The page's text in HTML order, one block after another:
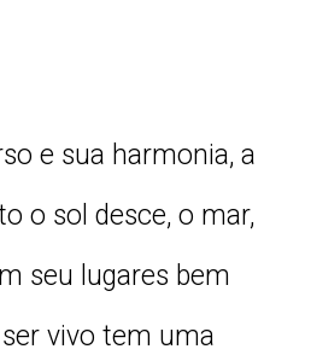
e sua harmonia, a
o sol desce, o mar,
seu lugares bem
vivo tem uma